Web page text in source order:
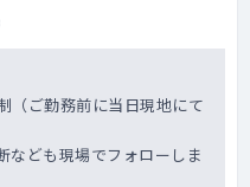
（ご勤務前に当日現地にて
ども現場でフォローしま